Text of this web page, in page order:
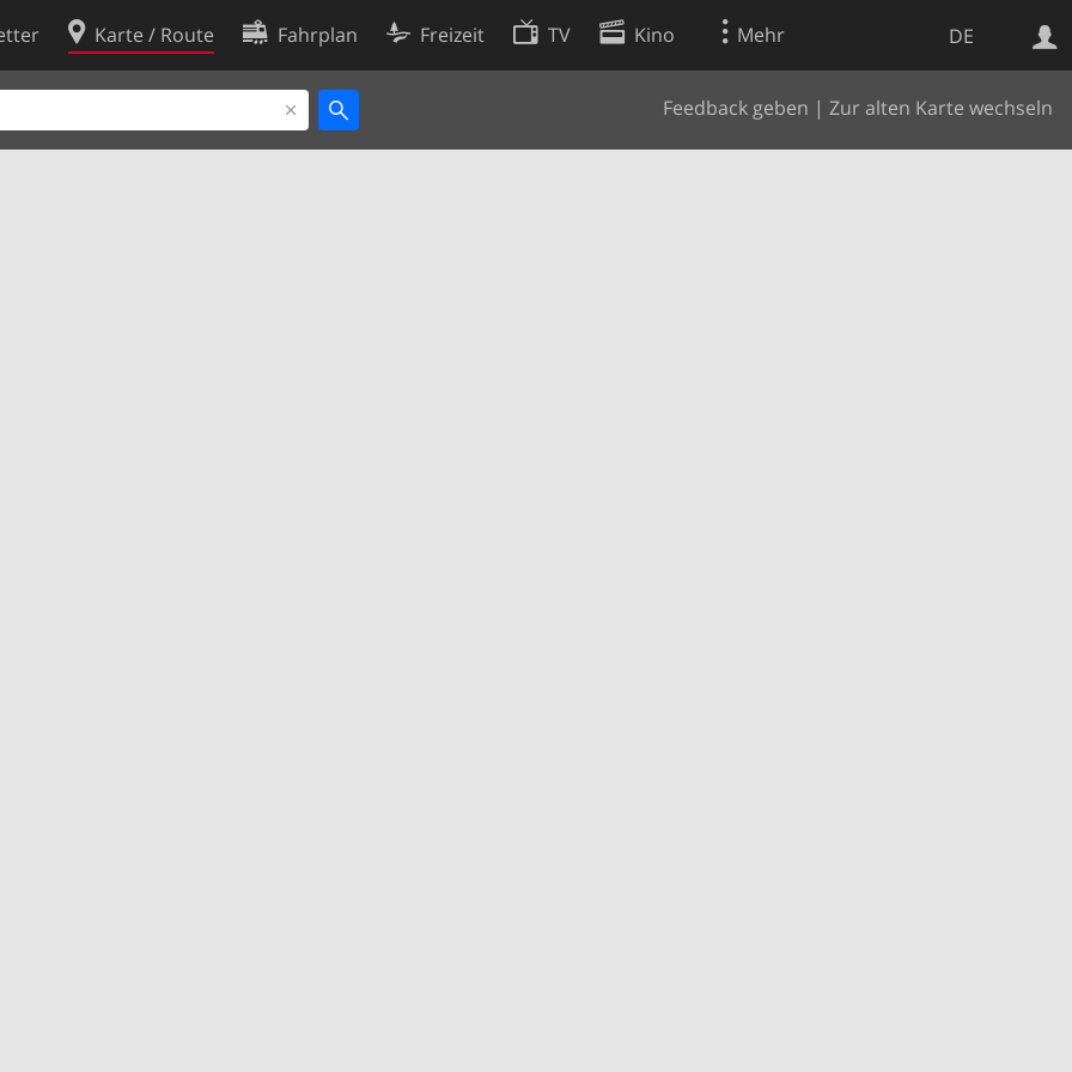
DE
Karte / Route Fahrplan Freizeit TV Kino Mehr
Feedback geben | Zur alten Karte wechseln
Websuche
Cookie-Richtlinie
Cookie-Einstellungen